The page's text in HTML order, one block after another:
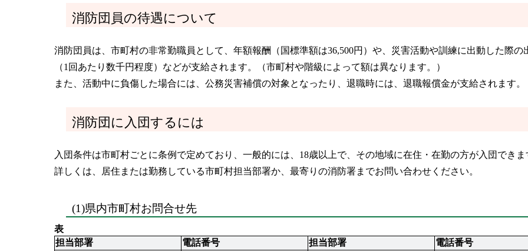
消防団員の待遇について
消防団員は、市町村の非常勤職員として、年額報酬（国標準額は36,500円）や、災害活動や訓練に出動した際の
（1回あたり数千円程度）などが支給されます。（市町村や階級によって額は異なります。）
また、活動中に負傷した場合には、公務災害補償の対象となったり、退職時には、退職報償金が支給されます。
消防団に入団するには
入団条件は市町村ごとに条例で定めており、一般的には、18歳以上で、その地域に在住・在勤の方が入団できま
詳しくは、居住または勤務している市町村担当部署か、最寄りの消防署までお問い合わせください。
(1)県内市町村お問合せ先
表
担当部署
電話番号 担当部署
電話番号